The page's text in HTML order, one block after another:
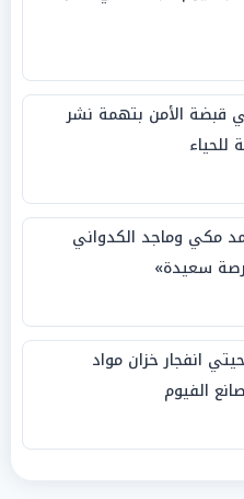
قبضة الأمن بتهمة نشر
أحمد مكي وماجد الكدواني
سعيدة»
انفجار خزان مواد
الفيوم